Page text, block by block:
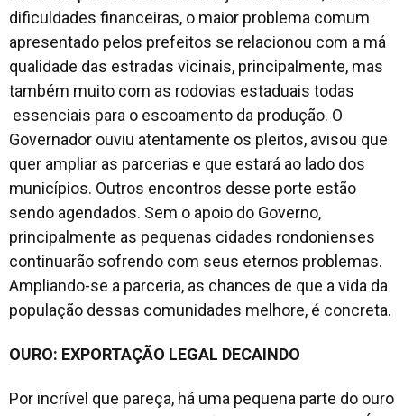
dificuldades financeiras, o maior problema comum
apresentado pelos prefeitos se relacionou com a má
qualidade das estradas vicinais, principalmente, mas
também muito com as rodovias estaduais todas
essenciais para o escoamento da produção. O
Governador ouviu atentamente os pleitos, avisou que
quer ampliar as parcerias e que estará ao lado dos
municípios. Outros encontros desse porte estão
sendo agendados. Sem o apoio do Governo,
principalmente as pequenas cidades rondonienses
continuarão sofrendo com seus eternos problemas.
Ampliando-se a parceria, as chances de que a vida da
população dessas comunidades melhore, é concreta.
OURO: EXPORTAÇÃO LEGAL DECAINDO
Por incrível que pareça, há uma pequena parte do ouro